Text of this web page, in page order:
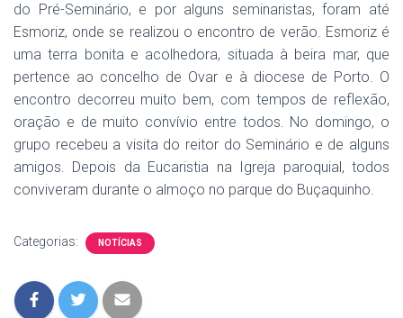
do Pré-Seminário, e por alguns seminaristas, foram até
Esmoriz, onde se realizou o encontro de verão. Esmoriz é
uma terra bonita e acolhedora, situada à beira mar, que
pertence ao concelho de Ovar e à diocese de Porto. O
encontro decorreu muito bem, com tempos de reflexão,
oração e de muito convívio entre todos. No domingo, o
grupo recebeu a visita do reitor do Seminário e de alguns
amigos. Depois da Eucaristia na Igreja paroquial, todos
conviveram durante o almoço no parque do Buçaquinho.
Categorias: NOTÍCIAS